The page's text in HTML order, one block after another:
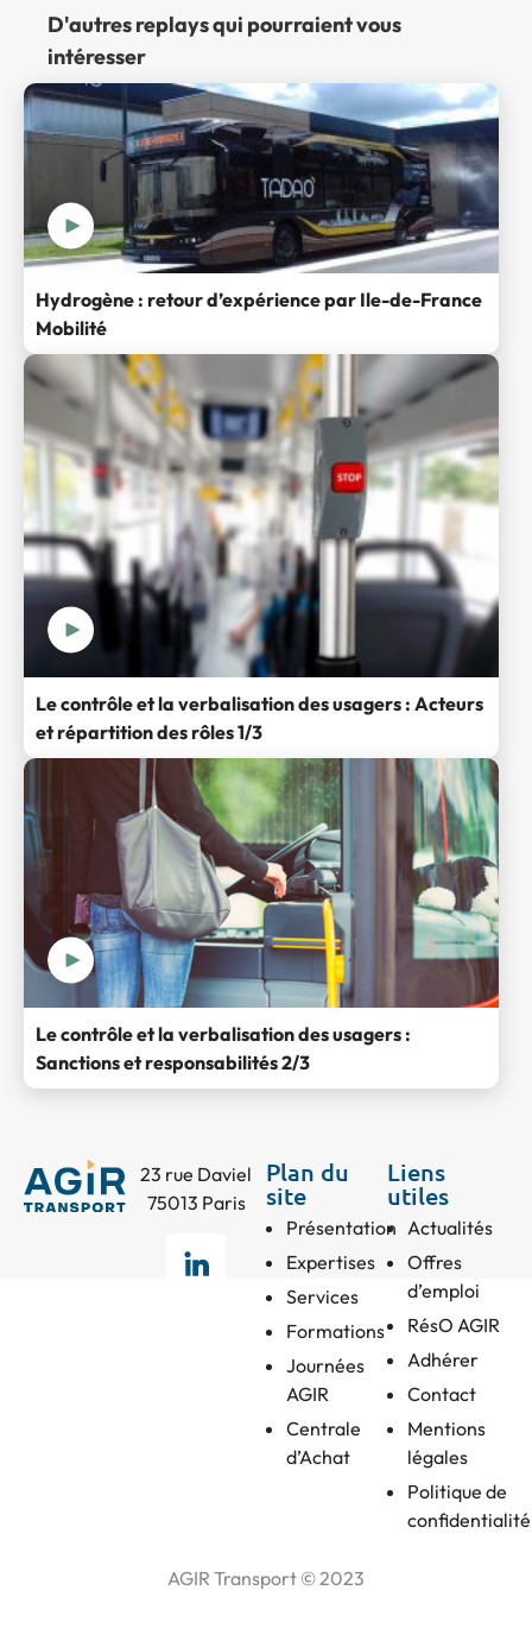
D'autres replays qui pourraient vous
intéresser
Hydrogène : retour d’expérience par Ile-de-France
Mobilité
Le contrôle et la verbalisation des usagers : Acteurs
et répartition des rôles 1/3
Le contrôle et la verbalisation des usagers :
Sanctions et responsabilités 2/3
23 rue Daviel
75013 Paris
Plan du
site
Présentation
Expertises
Services
Formations
Journées
AGIR
Centrale
d’Achat
Liens
utiles
Actualités
Offres
d’emploi
RésO AGIR
Adhérer
Contact
Mentions
légales
Politique de
confidentialité
AGIR Transport © 2023